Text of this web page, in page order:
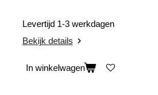
Levertijd 1-3 werkdagen
Bekijk details
In winkelwagen